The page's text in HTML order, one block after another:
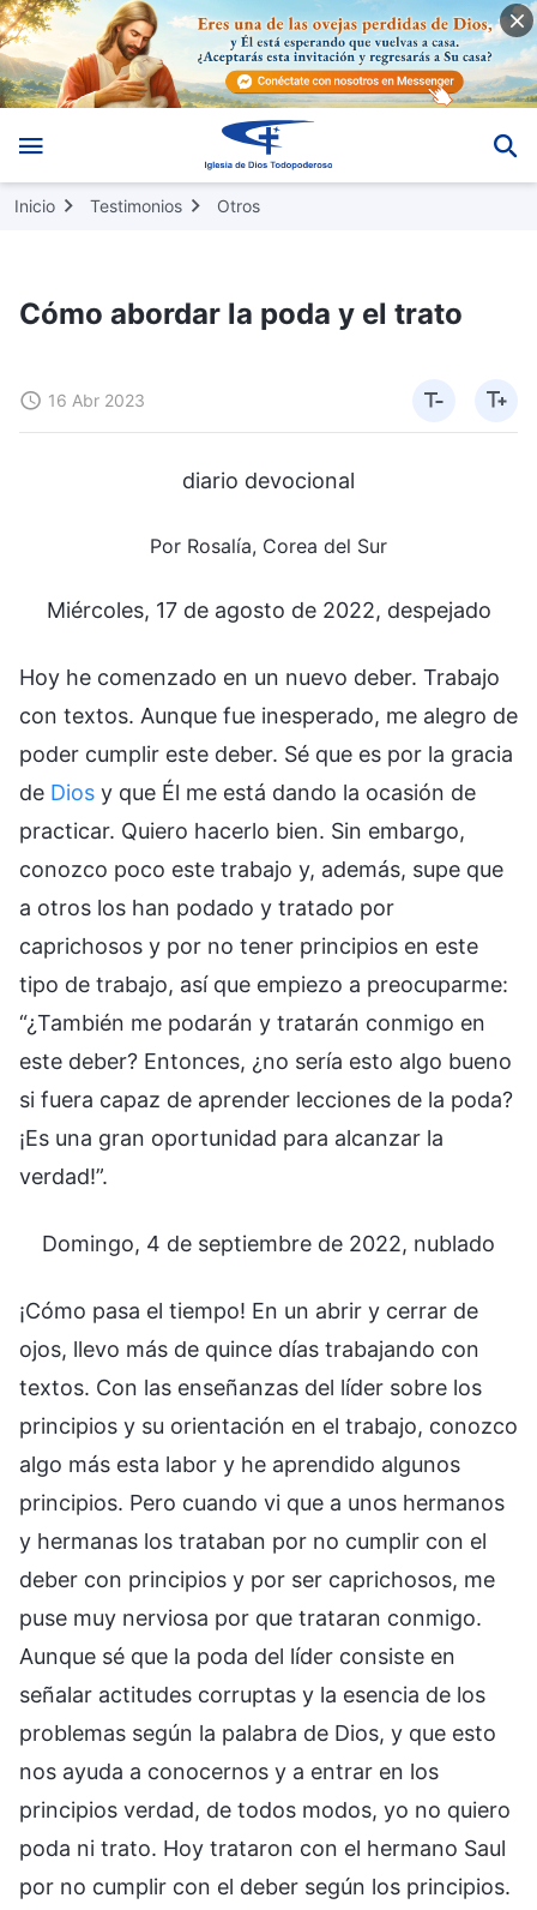
Inicio Testimonios Otros
Cómo abordar la poda y el trato
16 Abr 2023
diario devocional
Por Rosalía, Corea del Sur
Miércoles, 17 de agosto de 2022, despejado
Hoy he comenzado en un nuevo deber. Trabajo
con textos. Aunque fue inesperado, me alegro de
poder cumplir este deber. Sé que es por la gracia
de Dios y que Él me está dando la ocasión de
practicar. Quiero hacerlo bien. Sin embargo,
conozco poco este trabajo y, además, supe que
a otros los han podado y tratado por
caprichosos y por no tener principios en este
tipo de trabajo, así que empiezo a preocuparme:
“¿También me podarán y tratarán conmigo en
este deber? Entonces, ¿no sería esto algo bueno
si fuera capaz de aprender lecciones de la poda?
¡Es una gran oportunidad para alcanzar la
verdad!”.
Domingo, 4 de septiembre de 2022, nublado
¡Cómo pasa el tiempo! En un abrir y cerrar de
ojos, llevo más de quince días trabajando con
textos. Con las enseñanzas del líder sobre los
principios y su orientación en el trabajo, conozco
algo más esta labor y he aprendido algunos
principios. Pero cuando vi que a unos hermanos
y hermanas los trataban por no cumplir con el
deber con principios y por ser caprichosos, me
puse muy nerviosa por que trataran conmigo.
Aunque sé que la poda del líder consiste en
señalar actitudes corruptas y la esencia de los
problemas según la palabra de Dios, y que esto
nos ayuda a conocernos y a entrar en los
principios verdad, de todos modos, yo no quiero
poda ni trato. Hoy trataron con el hermano Saul
por no cumplir con el deber según los principios.